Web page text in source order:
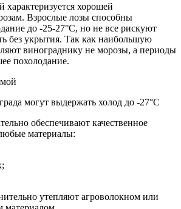
хорошей
Взрослые лозы способны
до -25-27°С, но не все рискуют
без укрытия. Так как наибольшую
винограднику не морозы, а периоды
похолодание.
могут выдержать холод до -27°С
обеспечивают качественное
материалы:
утепляют агроволокном или